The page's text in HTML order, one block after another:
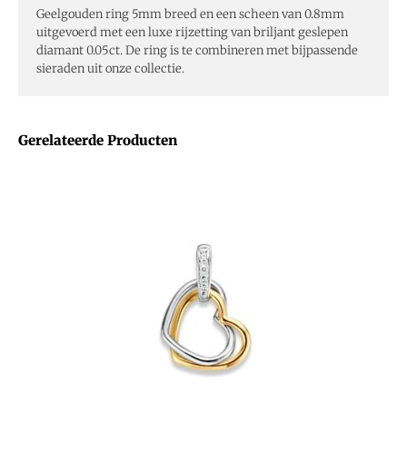
Gerelateerde Producten
Geelgouden ring 5mm breed en een scheen van 0.8mm
uitgevoerd met een luxe rijzetting van briljant geslepen
diamant 0.05ct. De ring is te combineren met bijpassende
sieraden uit onze collectie.